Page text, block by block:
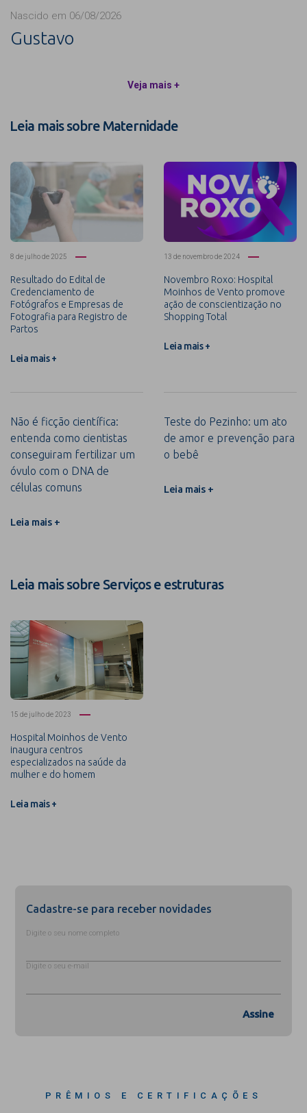
Nascido em 06/08/2026
Gustavo
Veja mais +
Leia mais sobre Maternidade
8 de julho de 2025
Resultado do Edital de
Credenciamento de
Fotógrafos e Empresas de
Fotografia para Registro de
Partos
Leia mais +
13 de novembro de 2024
Novembro Roxo: Hospital
Moinhos de Vento promove
ação de conscientização no
Shopping Total
Leia mais +
Não é ficção científica:
entenda como cientistas
conseguiram fertilizar um
óvulo com o DNA de
células comuns
Leia mais +
Teste do Pezinho: um ato
de amor e prevenção para
o bebê
Leia mais +
Leia mais sobre Serviços e estruturas
15 de julho de 2023
Hospital Moinhos de Vento
inaugura centros
especializados na saúde da
mulher e do homem
Leia mais +
Cadastre-se para receber novidades
Digite o seu nome completo
Digite o seu e-mail
Assine
PRÊMIOS E CERTIFICAÇÕES